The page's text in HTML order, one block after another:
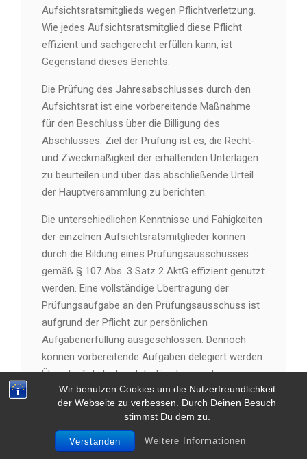
Wir benutzen Cookies um die Nutzerfreundlichkeit
der Webseite zu verbessen. Durch Deinen Besuch
stimmst Du dem zu.
Verstanden Weitere Informationen
Aufsichtsratsmitglieds wegen Pflichtverletzung.
Wie jedes Aufsichtsratsmitglied diese Pflicht
effizient und sachgerecht erfüllen kann, ist
Gegenstand dieses Berichts.
Die Prüfung des Jahresabschlusses durch den
Aufsichtsrat ist eine vorbereitende Maßnahme
für den Beschluss über die Billigung des
Abschlusses. Ziel der Prüfung ist es, die Recht-
und Zweckmäßigkeit der erhaltenden Unterlagen
zu beurteilen und über das abschließende Urteil
der Hauptversammlung zu berichten.
Die unterschiedlichen Kenntnisse und Fähigkeiten
der einzelnen Aufsichtsratsmitglieder können
durch die Bildung eines Prüfungsausschusses
gemäß § 107 Abs. 3 Satz 2 AktG effizient genutzt
werden. Eine vollständige Übertragung der
Prüfungsaufgabe an den Prüfungsausschuss ist
aufgrund der Pflicht zur persönlichen
Aufgabenerfüllung ausgeschlossen. Dennoch
können vorbereitende Aufgaben delegiert werden.
Über die Tätigkeit und die Ergebnisse der
delegierten Aufgaben müssen alle
Aufsichtsratsmitglieder informiert werden, damit
Neben der erforderlichen Fachkenntnis zu